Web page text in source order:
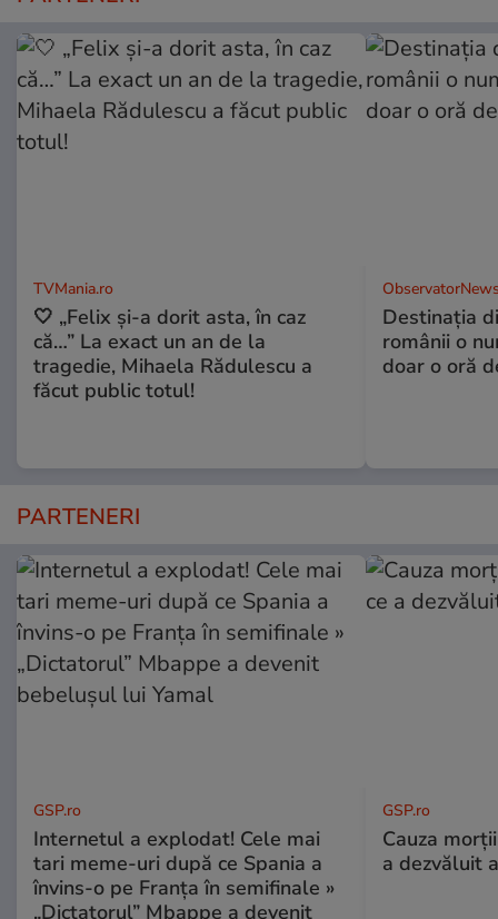
TVMania.ro
🤍 „Felix și-a dorit asta, în caz
că…” La exact un an de la
tragedie, Mihaela Rădulescu a
făcut public totul!
Destinaţia
românii o
doar o oră
PARTENERI
GSP.ro
Internetul a explodat! Cele mai
tari meme-uri după ce Spania a
învins-o pe Franța în semifinale »
„Dictatorul” Mbappe a devenit
GSP.ro
Cauza
a dezvăluit